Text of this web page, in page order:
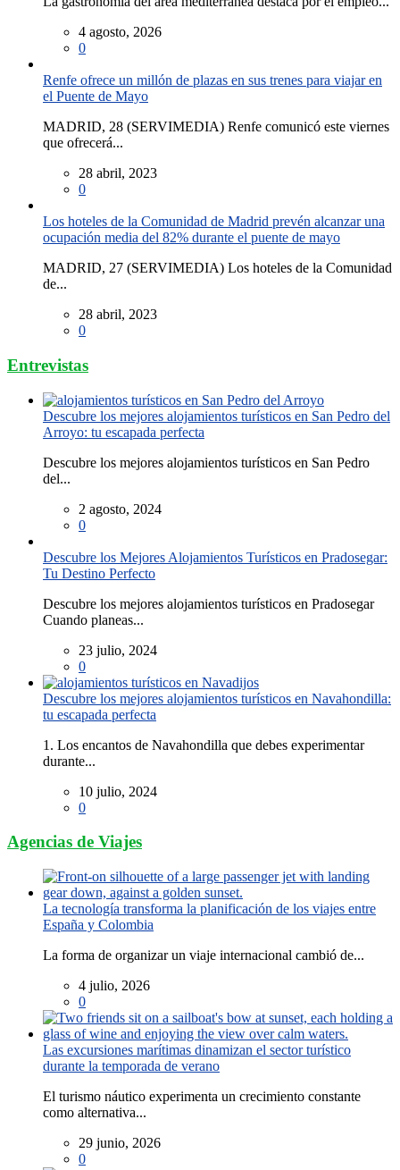
4 agosto, 2026
0
Renfe ofrece un millón de plazas en sus trenes para viajar en
el Puente de Mayo
MADRID, 28 (SERVIMEDIA) Renfe comunicó este viernes
que ofrecerá...
28 abril, 2023
0
Los hoteles de la Comunidad de Madrid prevén alcanzar una
ocupación media del 82% durante el puente de mayo
MADRID, 27 (SERVIMEDIA) Los hoteles de la Comunidad
de...
28 abril, 2023
0
Entrevistas
Descubre los mejores alojamientos turísticos en San Pedro del
Arroyo: tu escapada perfecta
Descubre los mejores alojamientos turísticos en San Pedro
del...
2 agosto, 2024
0
Descubre los Mejores Alojamientos Turísticos en Pradosegar:
Tu Destino Perfecto
Descubre los mejores alojamientos turísticos en Pradosegar
Cuando planeas...
23 julio, 2024
0
Descubre los mejores alojamientos turísticos en Navahondilla:
tu escapada perfecta
1. Los encantos de Navahondilla que debes experimentar
durante...
10 julio, 2024
0
Agencias de Viajes
La tecnología transforma la planificación de los viajes entre
España y Colombia
La forma de organizar un viaje internacional cambió de...
4 julio, 2026
0
Las excursiones marítimas dinamizan el sector turístico
durante la temporada de verano
El turismo náutico experimenta un crecimiento constante
como alternativa...
29 junio, 2026
0